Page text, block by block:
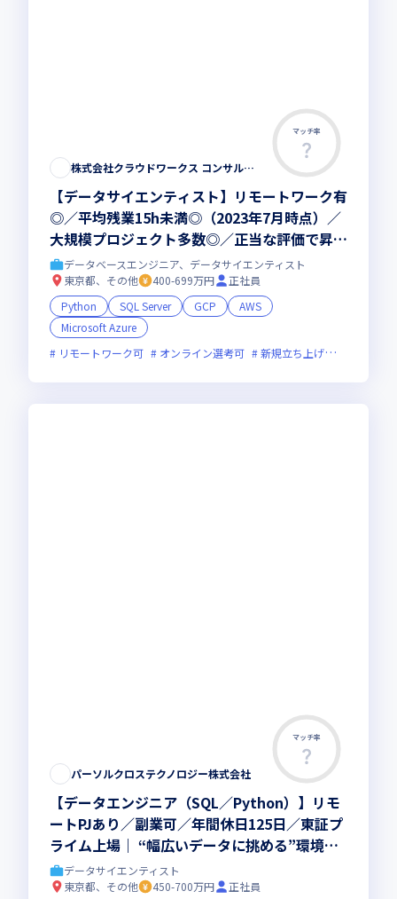
マッチ率
株式会社クラウドワークス コンサルティング
【データサイエンティスト】リモートワーク有
◎／平均残業15h未満◎（2023年7月時点）／
大規模プロジェクト多数◎／正当な評価で昇給
率の高さが魅力！
データベースエンジニア、データサイエンティスト
東京都、その他
400-699万円
正社員
Python
SQL Server GCP
AWS
Microsoft Azure
リモートワーク可
オンライン選考可 新規立ち上げ
マッチ率
パーソルクロステクノロジー株式会社
【データエンジニア（SQL／Python）】リモ
ートPJあり／副業可／年間休日125日／東証プ
ライム上場｜ “幅広いデータに挑める”環境
で、スキルアップ◎ワークライフバランスも抜
群で”安定×成長”の実現が可能です！
データサイエンティスト
東京都、その他
450-700万円
正社員